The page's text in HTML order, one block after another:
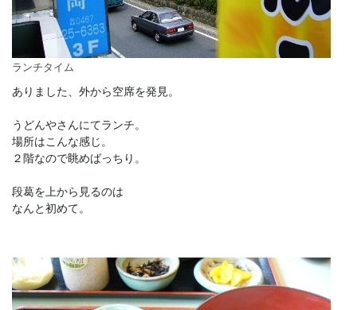
ランチタイム
ありました、外から空席を発見。
うどんやさんにてランチ。
場所はこんな感じ。
２階なので眺めばっちり。
段葛を上から見るのは
なんと初めて。